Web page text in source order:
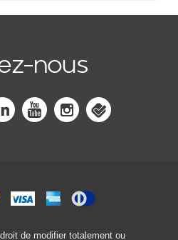
nous
de modifier totalement ou